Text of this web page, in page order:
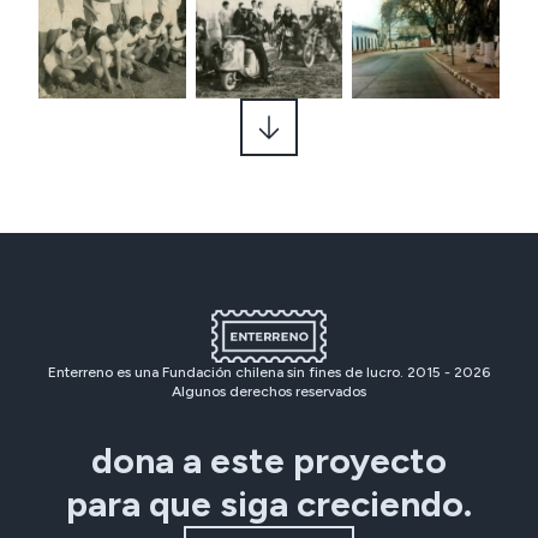
Enterreno es una Fundación chilena sin fines de lucro. 2015 - 2026
Algunos derechos reservados
dona a este proyecto
para que siga creciendo.